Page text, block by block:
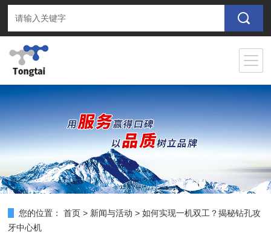
您的位置： 首页 > 新闻与活动 >如何实现一机双工？揭秘钻孔攻
牙中心机